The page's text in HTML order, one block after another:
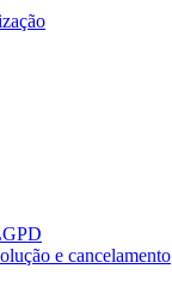
e cancelamento